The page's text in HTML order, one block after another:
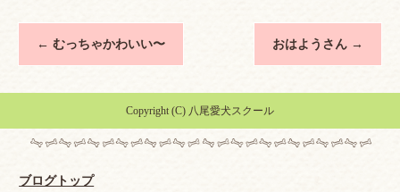
← むっちゃかわいい〜 おはようさん →
Copyright (C) 八尾愛犬スクール
ブログトップ